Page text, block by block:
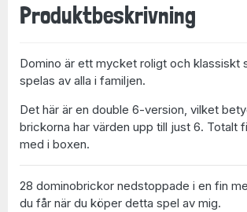
Produktbeskrivning
Domino är ett mycket roligt och klassiskt
spelas av alla i familjen.
Det här är en double 6-version, vilket
brickorna har värden upp till just 6. Totalt
med i boxen.
28 dominobrickor nedstoppade i en fin
du får när du köper detta spel av mig.